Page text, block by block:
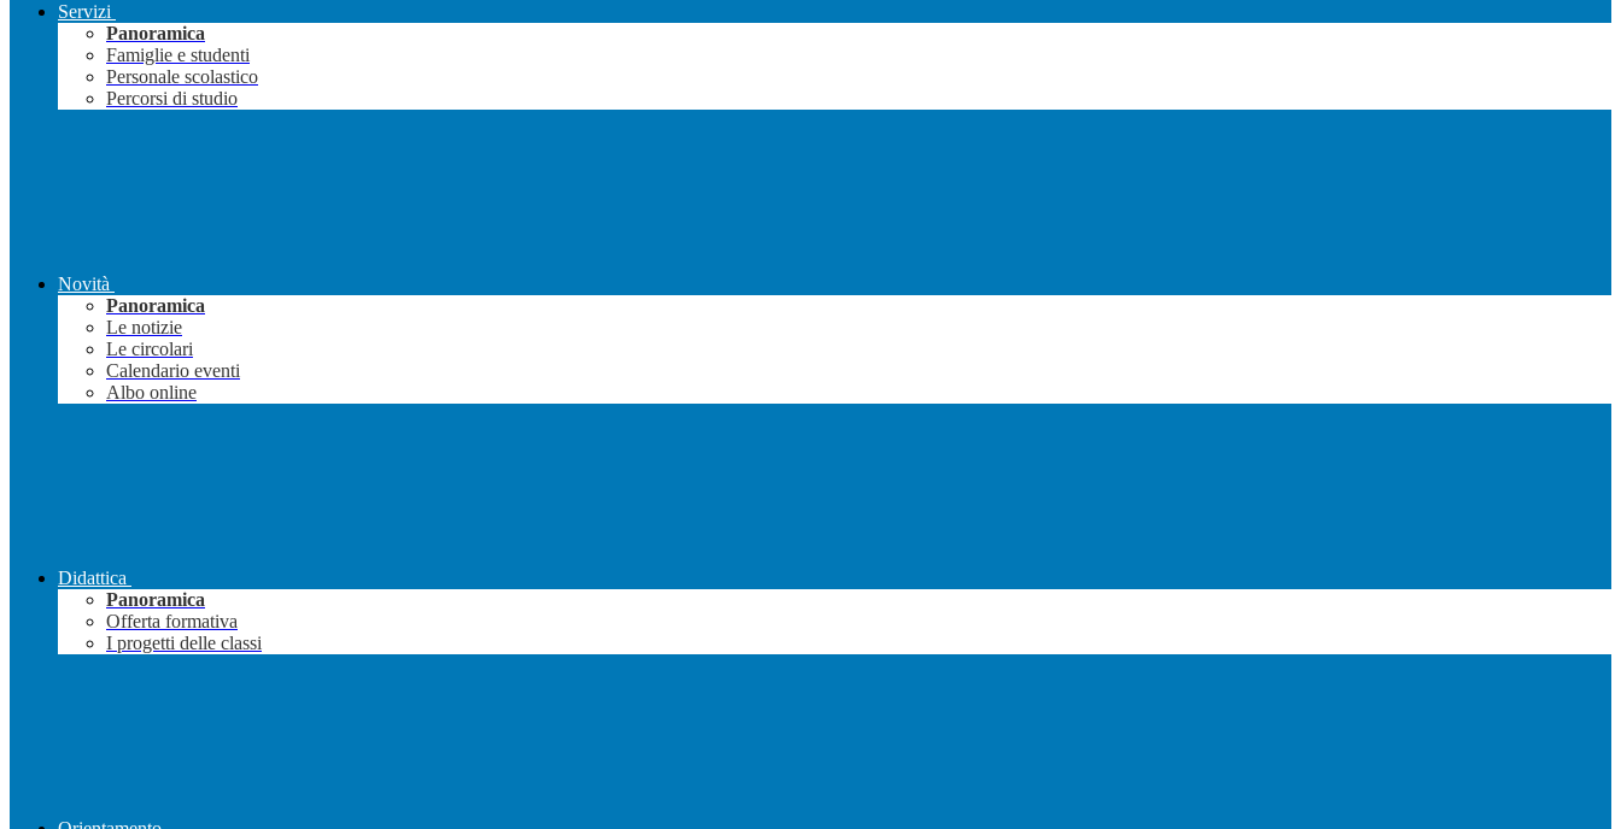
Servizi
Panoramica
Famiglie e studenti
Personale scolastico
Percorsi di studio
Novità
Panoramica
Le notizie
Le circolari
Calendario eventi
Albo online
Didattica
Panoramica
Offerta formativa
I progetti delle classi